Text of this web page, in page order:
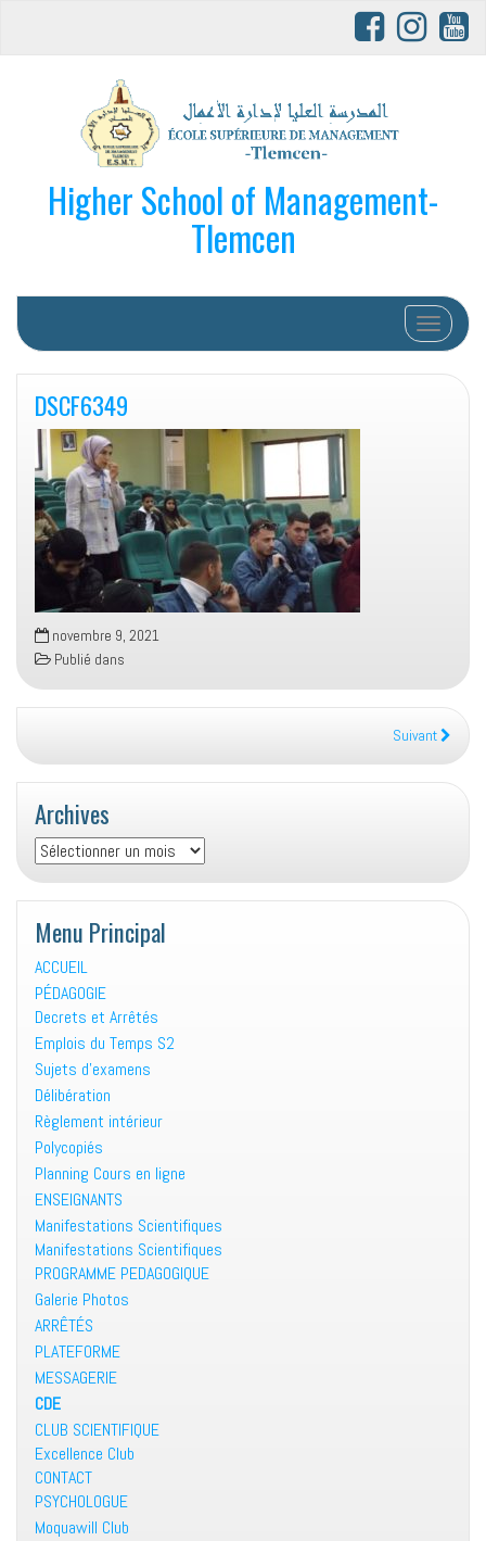
Higher School of Management-
Tlemcen
Afficher/
DSCF6349
novembre 9, 2021
Publié dans
Suivant
Archives
Archives
Menu Principal
ACCUEIL
PÉDAGOGIE
Decrets et Arrêtés
Emplois du Temps S2
Sujets d’examens
Délibération
Règlement intérieur
Polycopiés
Planning Cours en ligne
ENSEIGNANTS
Manifestations Scientifiques
Manifestations Scientifiques
PROGRAMME PEDAGOGIQUE
Galerie Photos
ARRÊTÉS
PLATEFORME
MESSAGERIE
CDE
CLUB SCIENTIFIQUE
Excellence Club
CONTACT
PSYCHOLOGUE
Moquawill Club